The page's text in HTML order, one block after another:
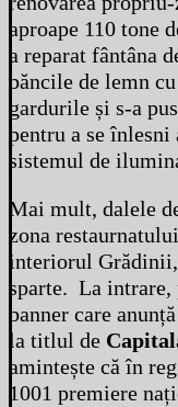
aproape 110 tone
a reparat fântâna
băncile de lemn
gardurile și s-a
pentru a se
sistemul de
Mai mult, dalele
zona
interiorul
sparte. La
banner care
la titlul de
amintește că în
1001 premiere